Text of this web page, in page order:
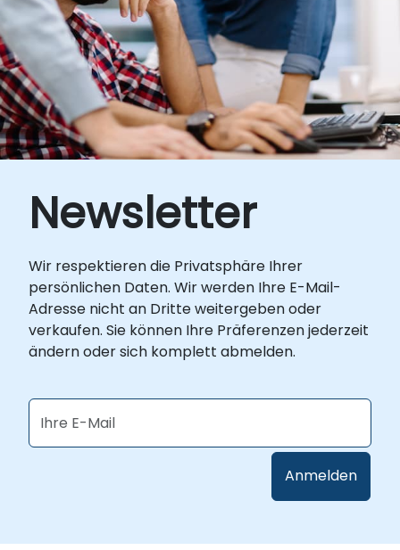
einen Kubernetes-Cluster abzusichern, zu
skalieren und zu überwachen. Format des
Kurses Teil Vorlesung, Teil Diskussion,
Übungen und intensive praktische
Anwendungen. Hinweise Für diese Schulung
können verschiedene Docker-Images als
Demonstrationen verwendet werden (z.B.
Nginx, MongoDB, Tomcat usw.). Um
Anpassungen für diese Schulung
anzufordern, kontaktieren Sie uns bitte zur
anpassen möchten, kontaktieren Sie uns
bitte zur Vereinbarungen.
Newsletter
Wir respektieren die Privatsphäre Ihrer
persönlichen Daten. Wir werden Ihre E-Mail-
Adresse nicht an Dritte weitergeben oder
verkaufen. Sie können Ihre Präferenzen jederzeit
ändern oder sich komplett abmelden.